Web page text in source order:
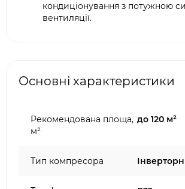
кондиціонування з потужною
вентиляції.
Основні характеристики
Рекомендована площа,
м²
до 120 м²
Тип компресора